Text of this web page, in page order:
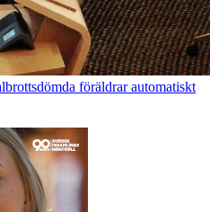
föräldrar automatiskt